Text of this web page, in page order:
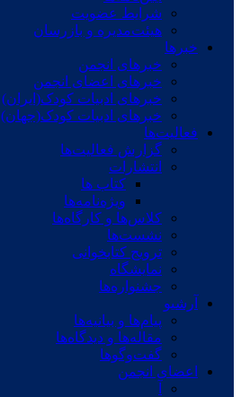
شرایط عضویت
هیئت‌مدیره و بازرسان
خبرها
خبرهای انجمن
خبرهای اعضای انجمن
خبرهای ادبیات کودک(ایران)
خبرهای ادبیات کودک(جهان)
فعالیت‌ها
گزارش فعالیت‌ها
انتشارات
کتاب ها
ویژه‌نامه‌ها
کلاس‌ها و کارگاه‌ها
نشست‌ها
ترویج کتابخوانی
نمایشگاه
جشنواره‌ها
آرشیو
پیام‌ها و بیانیه‌ها
مقاله‌ها و دیدگاه‌ها
گفت‌وگوها
اعضای انجمن